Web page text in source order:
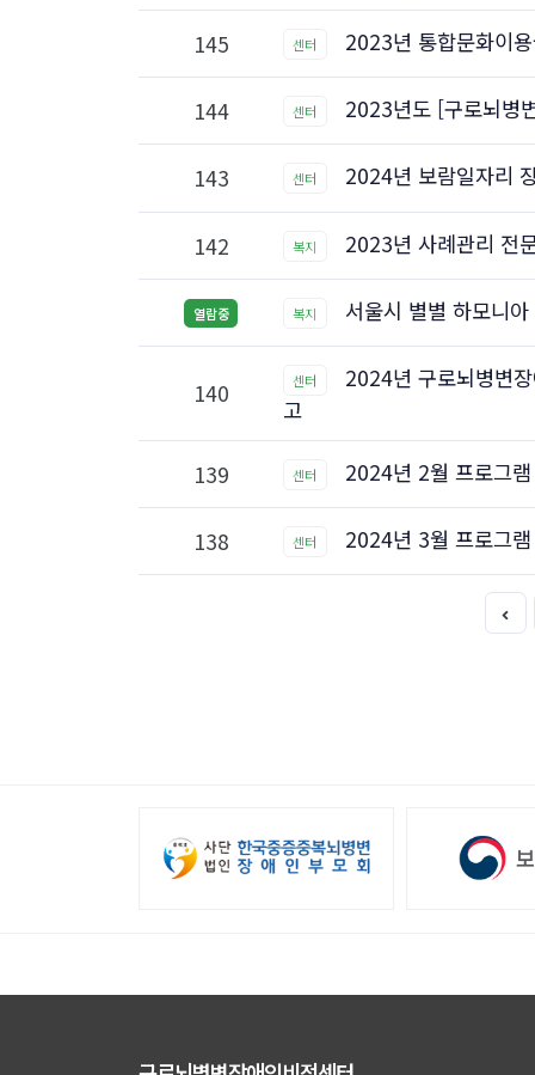
145 센터 2023년 통합문화이
144 센터 2023년도 [구로뇌병
143 센터 2024년 보람일자리
142 복지 2023년 사례관리 전
열람중 복지 서울시 별별 하모니
140 센터
2024년 구로뇌병변
고
139 센터 2024년 2월 프로그
138 센터 2024년 3월 프로그